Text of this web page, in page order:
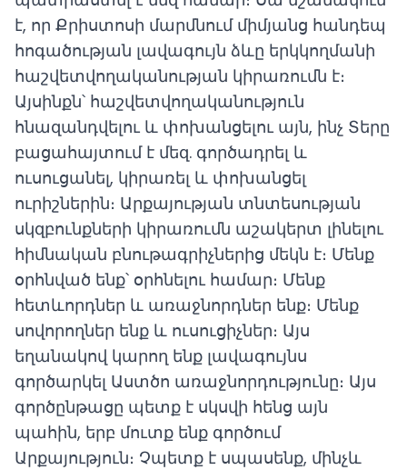
է, որ Քրիստոսի մարմնում միմյանց հանդեպ
հոգածության լավագույն ձևը երկկողմանի
հաշվետվողականության կիրառումն է։
Այսինքն՝ հաշվետվողականություն
հնազանդվելու և փոխանցելու այն, ինչ Տերը
բացահայտում է մեզ. գործադրել և
ուսուցանել, կիրառել և փոխանցել
ուրիշներին։ Արքայության տնտեսության
սկզբունքների կիրառումն աշակերտ լինելու
հիմնական բնութագրիչներից մեկն է։ Մենք
օրհնված ենք՝ օրհնելու համար։ Մենք
հետևորդներ և առաջնորդներ ենք։ Մենք
սովորողներ ենք և ուսուցիչներ։ Այս
եղանակով կարող ենք լավագույնս
գործարկել Աստծո առաջնորդությունը։ Այս
գործընթացը պետք է սկսվի հենց այն
պահին, երբ մուտք ենք գործում
Արքայություն։ Չպետք է սպասենք, մինչև